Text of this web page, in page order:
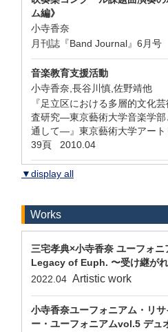
ム編》
小寺香奈
月刊誌『Band Journal』6月
音楽教育支援活動
小寺香奈,長谷川慎,佐野靖他
『足立区における多層的文化
査研究—東京藝術大学音楽学部
通して―』東京藝術大学アー
39頁 2010.04
▼display all
Works
三宅孝典×小寺香奈 ユーフォ
Legacy of Euph. 〜受け継が
2022.04 Artistic work
小寺香奈ユーフォニアム・リ
ー・ユーフォニアムvol.5 デュ